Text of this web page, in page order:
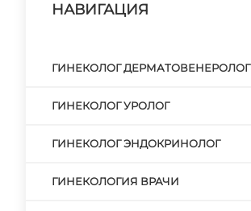
НАВИГАЦИЯ
ГИНЕКОЛОГ ДЕРМАТОВЕНЕРОЛОГ
ГИНЕКОЛОГ УРОЛОГ
ГИНЕКОЛОГ ЭНДОКРИНОЛОГ
ГИНЕКОЛОГИЯ ВРАЧИ